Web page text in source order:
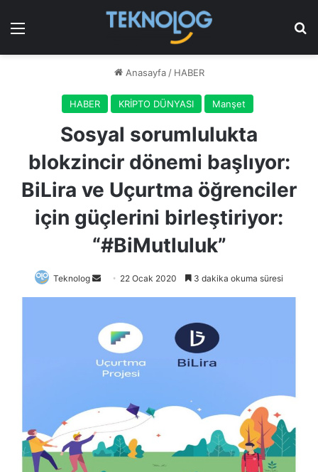
Menü
Anasayfa / HABER
HABER KRİPTO DÜNYASI Manşet
Sosyal sorumlulukta
blokzincir dönemi başlıyor:
BiLira ve Uçurtma öğrenciler
için güçlerini birleştiriyor:
“#BiMutluluk”
Teknolog
Bir
e-
göndermek
22 Ocak 2020 3 dakika okuma süresi